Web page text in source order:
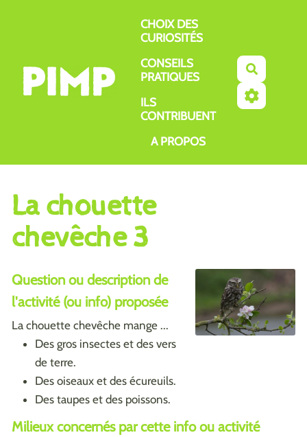
CHOIX DES
CURIOSITÉS
CONSEILS
PRATIQUES
ILS
CONTRIBUENT
A PROPOS
La chouette
chevêche 3
Question ou description de
l'activité (ou info) proposée
La chouette chevêche mange ...
Des gros insectes et des vers
de terre.
Des oiseaux et des écureuils.
Des taupes et des poissons.
Milieux concernés par cette info ou activité